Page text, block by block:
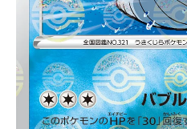
販
の
ト
レ
カ
ジ